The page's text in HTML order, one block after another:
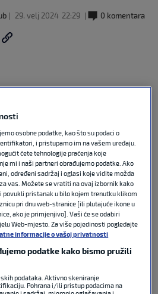
29. velj 2024 22:29 0 komentara
plasirali su se u finale
nije dobro otvorio utakmicu.
minuti preko Larosa
otišlo na poluvrijeme.
osobne podatke, kao što su podaci o
i pristupamo im na vašem uređaju.
ćete tehnologije praćenja koje
mi i naši partneri obrađujemo podatke. Ako
određeni sadržaj i oglasi koje vidite možda
vas. Možete se vratiti na ovaj izbornik kako
pristanak u bilo kojem trenutku klikom
pri dnu web-stranice [ili plutajuće ikone u
ako je primjenjivo]. Vaši će se odabiri
Web-mjesto. Za više pojedinosti pogledajte
informacije o vašoj privatnosti
podatke kako bismo pružili
podataka. Aktivno skeniranje
Pohrana i/ili pristup podacima na